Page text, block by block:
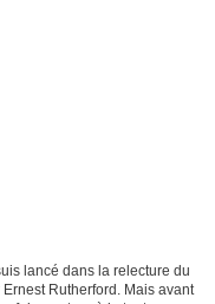
lancé dans la relecture du
Rutherford. Mais avant